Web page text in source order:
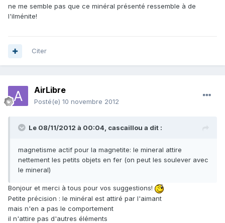
ne me semble pas que ce minéral présenté ressemble à de
l'ilménite!
Citer
AirLibre
Posté(e) 10 novembre 2012
Le 08/11/2012 à 00:04, cascaillou a dit :
magnetisme actif pour la magnetite: le mineral attire
nettement les petits objets en fer (on peut les soulever avec
le mineral)
Bonjour et merci à tous pour vos suggestions!
Petite précision : le minéral est attiré par l'aimant
mais n'en a pas le comportement
il n'attire pas d'autres éléments